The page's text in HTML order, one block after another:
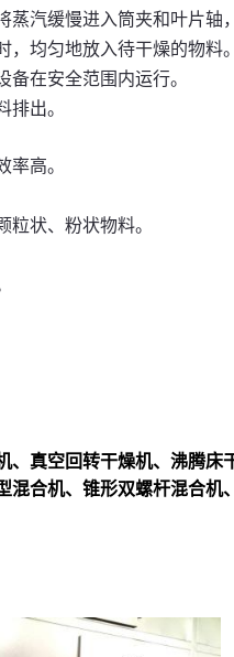
汽缓慢进入筒夹和叶片轴
均匀地放入待干燥的物料。
在安全范围内运行。
排出。
率高。
状、粉状物料。
真空回转干燥机、沸腾
合机、锥形双螺杆混合